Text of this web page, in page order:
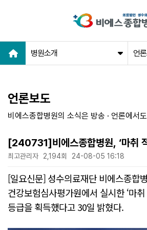
병원소개 언
언론보도
비에스종합병원의 소식은 방송 · 언론에서
[240731]비에스종합병원, ‘마취
획득
최고관리자 2,194회 24-08-05 16:18
[일요신문] 성수의료재단 비에스종합
건강보험심사평가원에서 실시한 ‘마
등급을 획득했다고 30일 밝혔다.